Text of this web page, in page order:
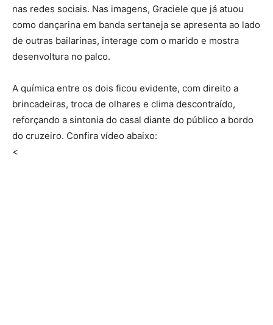
nas redes sociais. Nas imagens, Graciele que já atuou
como dançarina em banda sertaneja se apresenta ao lado
de outras bailarinas, interage com o marido e mostra
desenvoltura no palco.
A química entre os dois ficou evidente, com direito a
brincadeiras, troca de olhares e clima descontraído,
reforçando a sintonia do casal diante do público a bordo
do cruzeiro. Confira vídeo abaixo:
<